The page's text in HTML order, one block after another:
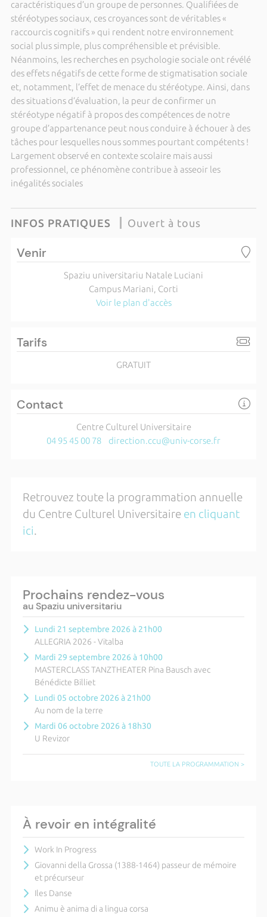
caractéristiques d’un groupe de personnes. Qualifiées de
stéréotypes sociaux, ces croyances sont de véritables «
raccourcis cognitifs » qui rendent notre environnement
social plus simple, plus compréhensible et prévisible.
Néanmoins, les recherches en psychologie sociale ont révélé
des effets négatifs de cette forme de stigmatisation sociale
et, notamment, l’effet de menace du stéréotype. Ainsi, dans
des situations d’évaluation, la peur de confirmer un
stéréotype négatif à propos des compétences de notre
groupe d’appartenance peut nous conduire à échouer à des
tâches pour lesquelles nous sommes pourtant compétents !
Largement observé en contexte scolaire mais aussi
professionnel, ce phénomène contribue à asseoir les
inégalités sociales
INFOS PRATIQUES Ouvert à tous
Venir
Spaziu universitariu Natale Luciani
Campus Mariani, Corti
Voir le plan d'accès
Tarifs
GRATUIT
Contact
Centre Culturel Universitaire
04 95 45 00 78
direction.ccu@univ-corse.fr
Retrouvez toute la programmation annuelle
du Centre Culturel Universitaire en cliquant
ici.
Prochains rendez-vous
au Spaziu universitariu
Lundi 21 septembre 2026 à 21h00
ALLEGRIA 2026 - Vitalba
Mardi 29 septembre 2026 à 10h00
MASTERCLASS TANZTHEATER Pina Bausch avec
Bénédicte Billiet
Lundi 05 octobre 2026 à 21h00
Au nom de la terre
Mardi 06 octobre 2026 à 18h30
U Revizor
TOUTE LA PROGRAMMATION >
À revoir en intégralité
Work In Progress
Giovanni della Grossa (1388-1464) passeur de mémoire
et précurseur
Iles Danse
Animu è anima di a lingua corsa